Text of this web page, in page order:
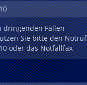
dringenden Fällen
Sie bitte den Notruf
oder das Notfallfax